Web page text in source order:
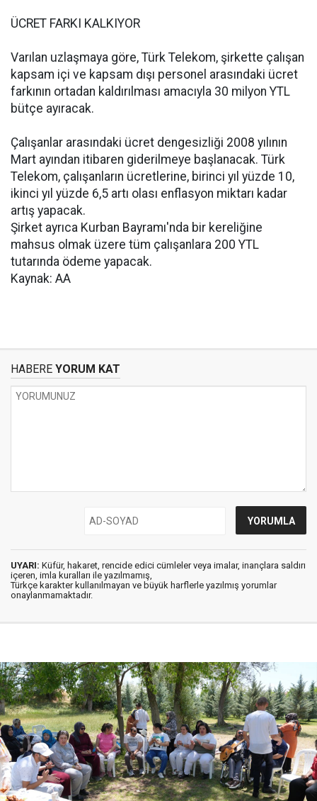
ÜCRET FARKI KALKIYOR
Varılan uzlaşmaya göre, Türk Telekom, şirkette çalışan
kapsam içi ve kapsam dışı personel arasındaki ücret
farkının ortadan kaldırılması amacıyla 30 milyon YTL
bütçe ayıracak.
Çalışanlar arasındaki ücret dengesizliği 2008 yılının
Mart ayından itibaren giderilmeye başlanacak. Türk
Telekom, çalışanların ücretlerine, birinci yıl yüzde 10,
ikinci yıl yüzde 6,5 artı olası enflasyon miktarı kadar
artış yapacak.
Şirket ayrıca Kurban Bayramı'nda bir kereliğine
mahsus olmak üzere tüm çalışanlara 200 YTL
tutarında ödeme yapacak.
Kaynak: AA
HABERE YORUM KAT
UYARI: Küfür, hakaret, rencide edici cümleler veya imalar, inançlara saldırı
içeren, imla kuralları ile yazılmamış,
Türkçe karakter kullanılmayan ve büyük harflerle yazılmış yorumlar
onaylanmamaktadır.